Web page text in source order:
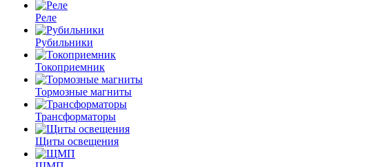
Реле
Рубильники
Токоприемник
Тормозные магниты
Трансформаторы
Щиты освещения